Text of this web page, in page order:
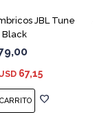
JBL Tune
Black
67,15